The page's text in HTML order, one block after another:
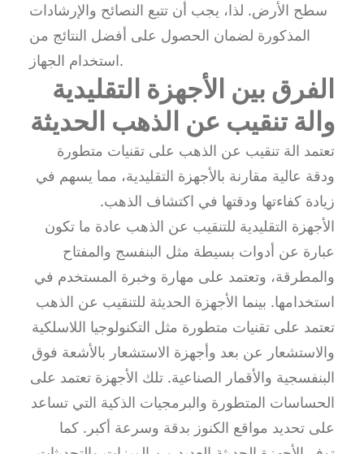
سطح الأرض. لذا، يجب أن تتبع النصائح والإرشادات
المذكورة لضمان الحصول على أفضل النتائج من
استخدام الجهاز.
الفرق بين الأجهزة التقليدية
والة تنقيب عن الذهب الحديثة
تعتمد الة تنقيب عن الذهب على تقنيات متطورة
ودقة عالية مقارنة بالأجهزة التقليدية، مما يسهم في
زيادة كفاءتها ودقتها في اكتشاف الذهب.
الأجهزة التقليدية للتنقيب عن الذهب عادة ما تكون
عبارة عن أدوات بسيطة مثل البنفسج والمفتاح
والمطرقة، وتعتمد على مهارة وخبرة المستخدم في
استخدامها. بينما الأجهزة الحديثة للتنقيب عن الذهب
تعتمد على تقنيات متطورة مثل التكنولوجيا اللاسلكية
والاستشعار عن بعد وأجهزة الاستشعار بالأشعة فوق
البنفسجية والأقمار الصناعية. تلك الأجهزة تعتمد على
الحساسات المتطورة والبرمجيات الذكية التي تساعد
على تحديد مواقع الكنوز بدقة وسرعة أكبر. كما